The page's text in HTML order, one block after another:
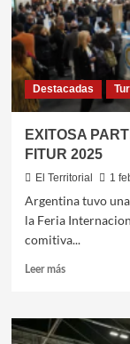
DE
TRABAJO
EN
BERLÍN
2025
Destacadas
EXITOSA
FITUR 2025
El Territorial 1
Argentina tuvo
la Feria
comitiva...
Leer másLeer
EXITOSA